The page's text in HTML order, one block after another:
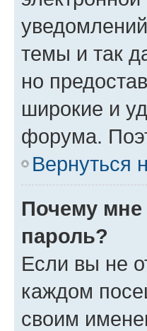
темы и так
но
широкие и
форума.
Вернуться
Почему мне
пароль?
Если вы не
каждом
своим